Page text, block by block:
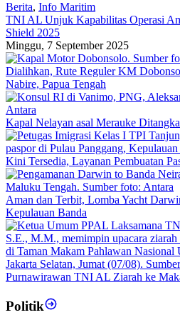
Berita, Info Maritim
TNI AL Unjuk Kapabilitas Operasi
Shield 2025
Minggu, 7 September 2025
Dialihkan, Rute Reguler KM
Nabire, Papua Tengah
Kapal Nelayan asal Merauke
Kini Tersedia, Layanan Pembuatan
Aman dan Terbit, Lomba Yacht
Kepulauan Banda
Purnawirawan TNI AL Ziarah ke
Politik